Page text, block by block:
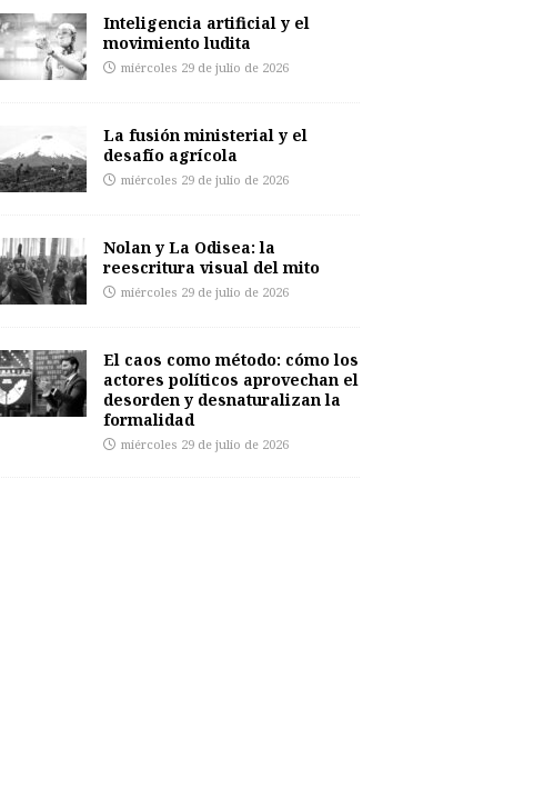
Inteligencia artificial y el
movimiento ludita
miércoles 29 de julio de 2026
La fusión ministerial y el
desafío agrícola
miércoles 29 de julio de 2026
Nolan y La Odisea: la
reescritura visual del mito
miércoles 29 de julio de 2026
El caos como método: cómo los
actores políticos aprovechan el
desorden y desnaturalizan la
formalidad
miércoles 29 de julio de 2026